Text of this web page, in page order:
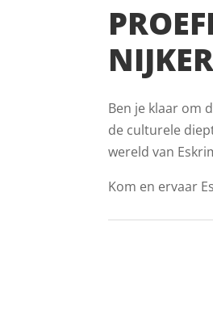
Ben je klaar om
de culturele
wereld van
Kom en ervaar